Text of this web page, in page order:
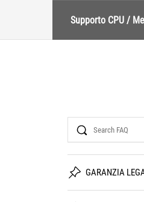
Supporto CPU /
Search
GARANZIA